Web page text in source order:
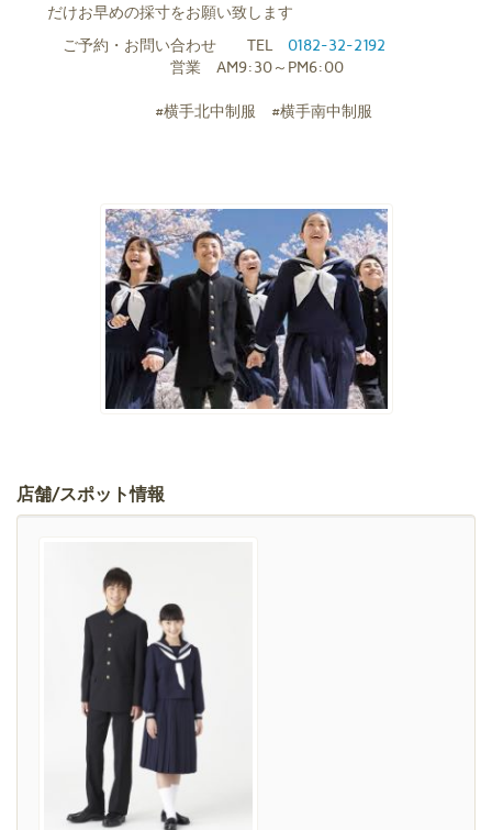
だけお早めの採寸をお願い致します
ご予約・お問い合わせ TEL 0182-32-2192
営業 AM9:30～PM6:00
#横手北中制服 #横手南中制服
店舗/スポット情報